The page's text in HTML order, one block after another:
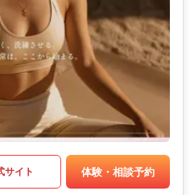
サイト 体験・相談予約